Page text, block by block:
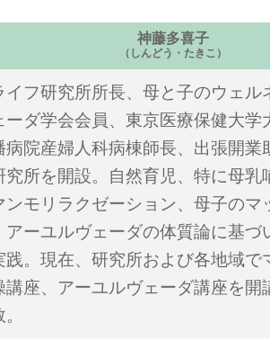
神藤多喜子
（しんどう・たきこ）
イフ研究所所長、母と子のウェル
ーダ学会会員、東京医療保健大学
病院産婦人科病棟師長、出張開業
究所を開設。自然育児、特に母乳
ンモリラクゼーション、母子のマ
アーユルヴェーダの体質論に基づ
践。現在、研究所および各地域で
講座、アーユルヴェーダ講座を開